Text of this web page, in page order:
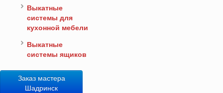
Выкатные
системы для
кухонной мебели
Выкатные
системы ящиков
Заказ мастера
Шадринск